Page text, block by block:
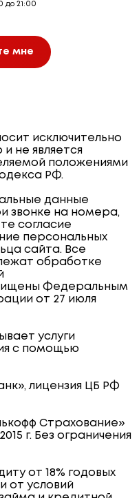
до 21:00
мне
исключительно
не является
положениями
РФ.
данные
звонке на номера,
согласие
персональных
сайта. Все
обработке
Федеральным
от 27 июля
услуги
с помощью
лицензия ЦБ РФ
Страхование»
г. Без ограничения
от 18% годовых
от условий